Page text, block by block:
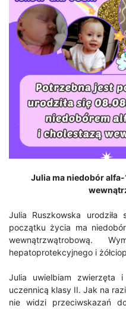
Julia ma niedobór
Julia Ruszkowska
początku życia ma
wewnątrzwątrobową.
hepatoprotekcyjnego i
Julia uwielbiam zwierzęta
uczennicą klasy II. Jak na
nie widzi przeciwskazań